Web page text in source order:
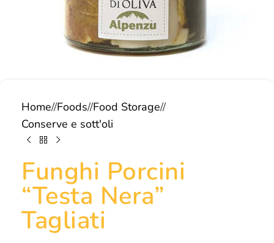
Home/ Foods/ Food Storage/
Conserve e sott'oli
Funghi Porcini
“Testa Nera”
Tagliati